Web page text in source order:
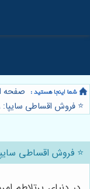
صفحه
⭐️ فروش اقساطی سایپا:
⭐️ فروش اقساطی